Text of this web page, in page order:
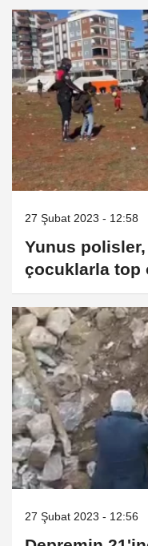
27 Şubat 2023 - 12:58
Yunus
çocuklarla top
27 Şubat 2023 - 12:56